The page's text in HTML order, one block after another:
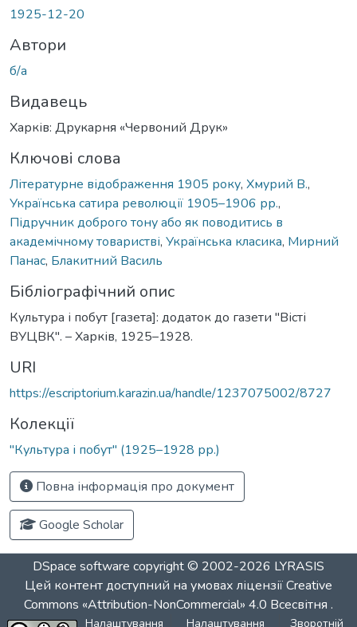
1925-12-20
Автори
б/а
Видавець
Харків: Друкарня «Червоний Друк»
Ключові слова
Літературне відображення 1905 року, Хмурий В.,
Українська сатира революції 1905–1906 рр.,
Підручник доброго тону або як поводитись в
академічному товаристві, Українська класика, Мирний
Панас, Блакитний Василь
Бібліографічний опис
Культура і побут [газета]: додаток до газети "Вісті
ВУЦВК". – Харків, 1925–1928.
URI
https://escriptorium.karazin.ua/handle/1237075002/8727
Колекції
"Культура і побут" (1925–1928 рр.)
Повна інформація про документ
Google Scholar
DSpace software copyright © 2002-2026 LYRASIS
Цей контент доступний на умовах ліцензіїCreative
Commons «Attribution-NonCommercial» 4.0 Всесвітня .
Налаштування Налаштування Зворотній